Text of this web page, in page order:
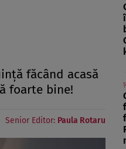
făcând acasă
foarte bine!
Senior Editor: Paula Rotaru